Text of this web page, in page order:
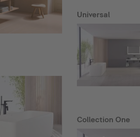
Universal
Collection One